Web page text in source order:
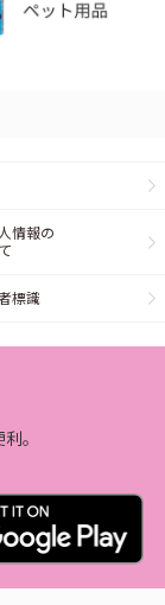
情報の
標識
。